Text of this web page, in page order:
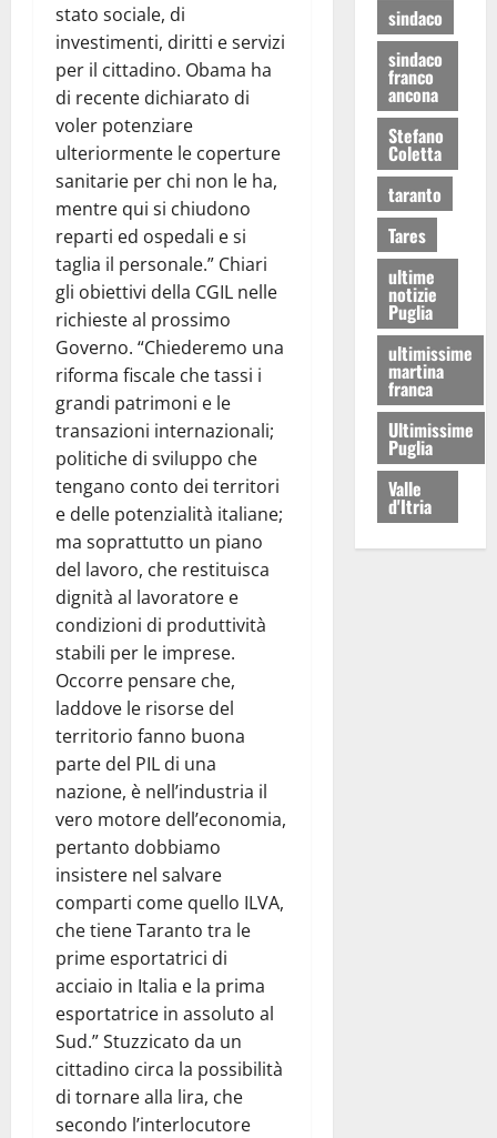
stato sociale, di
investimenti, diritti e servizi
per il cittadino. Obama ha
di recente dichiarato di
voler potenziare
ulteriormente le coperture
sanitarie per chi non le ha,
mentre qui si chiudono
reparti ed ospedali e si
taglia il personale.” Chiari
gli obiettivi della CGIL nelle
richieste al prossimo
Governo. “Chiederemo una
riforma fiscale che tassi i
grandi patrimoni e le
transazioni internazionali;
politiche di sviluppo che
tengano conto dei territori
e delle potenzialità italiane;
ma soprattutto un piano
del lavoro, che restituisca
dignità al lavoratore e
condizioni di produttività
stabili per le imprese.
Occorre pensare che,
laddove le risorse del
territorio fanno buona
parte del PIL di una
nazione, è nell’industria il
vero motore dell’economia,
pertanto dobbiamo
insistere nel salvare
comparti come quello ILVA,
che tiene Taranto tra le
prime esportatrici di
acciaio in Italia e la prima
esportatrice in assoluto al
Sud.” Stuzzicato da un
cittadino circa la possibilità
di tornare alla lira, che
secondo l’interlocutore
sindaco
sindaco
franco
ancona
Stefano
Coletta
taranto
Tares
ultime
notizie
Puglia
ultimissime
martina
franca
Ultimissime
Puglia
Valle
d'Itria